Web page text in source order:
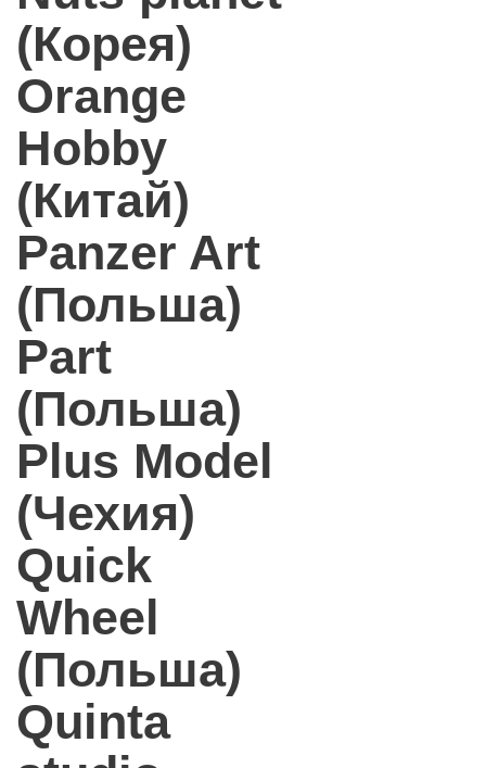
(Корея)
Orange
Hobby
(Китай)
Panzer Art
(Польша)
Part
(Польша)
Plus Model
(Чехия)
Quick
Wheel
(Польша)
Quinta